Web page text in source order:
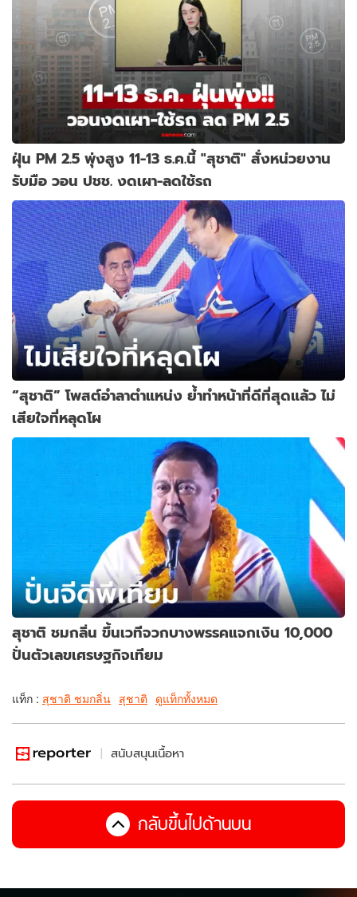
ฝุ่น PM 2.5 พุ่งสูง 11-13 ธ.ค.นี้ "สุชาติ" สั่งหน่วยงาน
รับมือ วอน ปชช. งดเผา-ลดใช้รถ
“สุชาติ” โพสต์อำลาตำแหน่ง ย้ำทำหน้าที่ดีที่สุดแล้ว ไม่
เสียใจที่หลุดโผ
สุชาติ ชมกลิ่น ขึ้นเวทีจวกบางพรรคแจกเงิน 10,000
ปั่นตัวเลขเศรษฐกิจเทียม
แท็ก : สุชาติ ชมกลิ่น สุชาติ ดูแท็กทั้งหมด
สนับสนุนเนื้อหา
กลับขึ้นไปด้านบน